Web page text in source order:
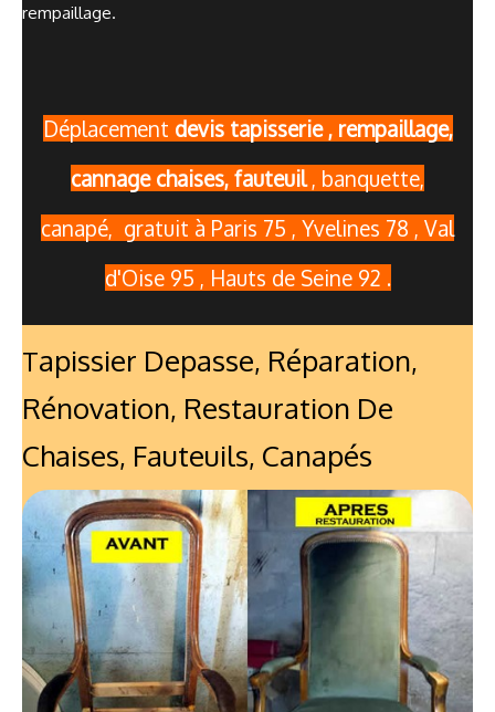
rempaillage.
Déplacement devis tapisserie , rempaillage,
cannage chaises, fauteuil, banquette,
canapé, gratuit à Paris 75 , Yvelines 78 , Val
d'Oise 95 , Hauts de Seine 92 .
TApissier Depasse, Réparation,
Rénovation, Restauration De
Chaises, Fauteuils, Canapés